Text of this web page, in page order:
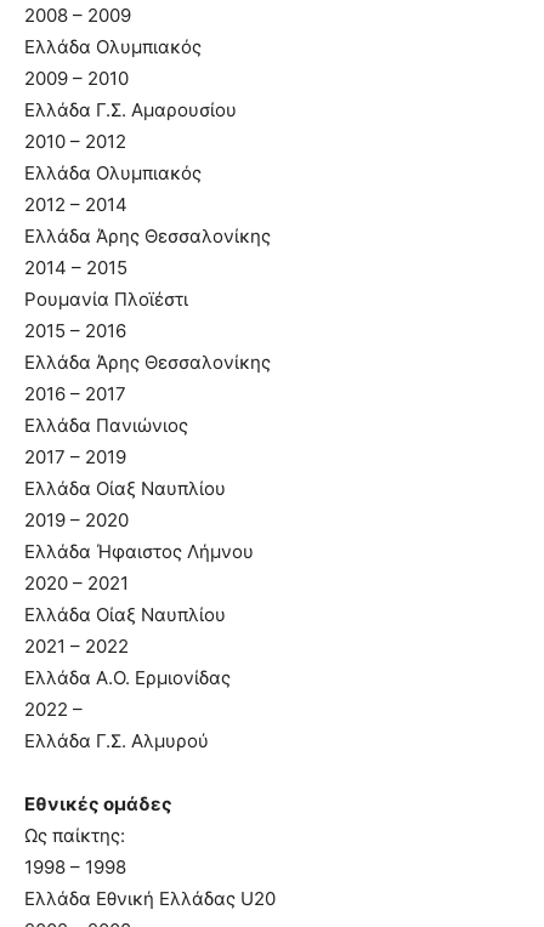
2008 – 2009
Ελλάδα Ολυμπιακός
2009 – 2010
Ελλάδα Γ.Σ. Αμαρουσίου
2010 – 2012
Ελλάδα Ολυμπιακός
2012 – 2014
Ελλάδα Άρης Θεσσαλονίκης
2014 – 2015
Ρουμανία Πλοϊέστι
2015 – 2016
Ελλάδα Άρης Θεσσαλονίκης
2016 – 2017
Ελλάδα Πανιώνιος
2017 – 2019
Ελλάδα Οίαξ Ναυπλίου
2019 – 2020
Ελλάδα Ήφαιστος Λήμνου
2020 – 2021
Ελλάδα Οίαξ Ναυπλίου
2021 – 2022
Ελλάδα Α.Ο. Ερμιονίδας
2022 –
Ελλάδα Γ.Σ. Αλμυρού
Εθνικές ομάδες
Ως παίκτης:
1998 – 1998
Ελλάδα Εθνική Ελλάδας U20